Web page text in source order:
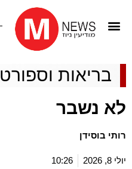
בריאות וספורט
לא נשבר
רותי בוסידן
יולי 8, 2026 10:26